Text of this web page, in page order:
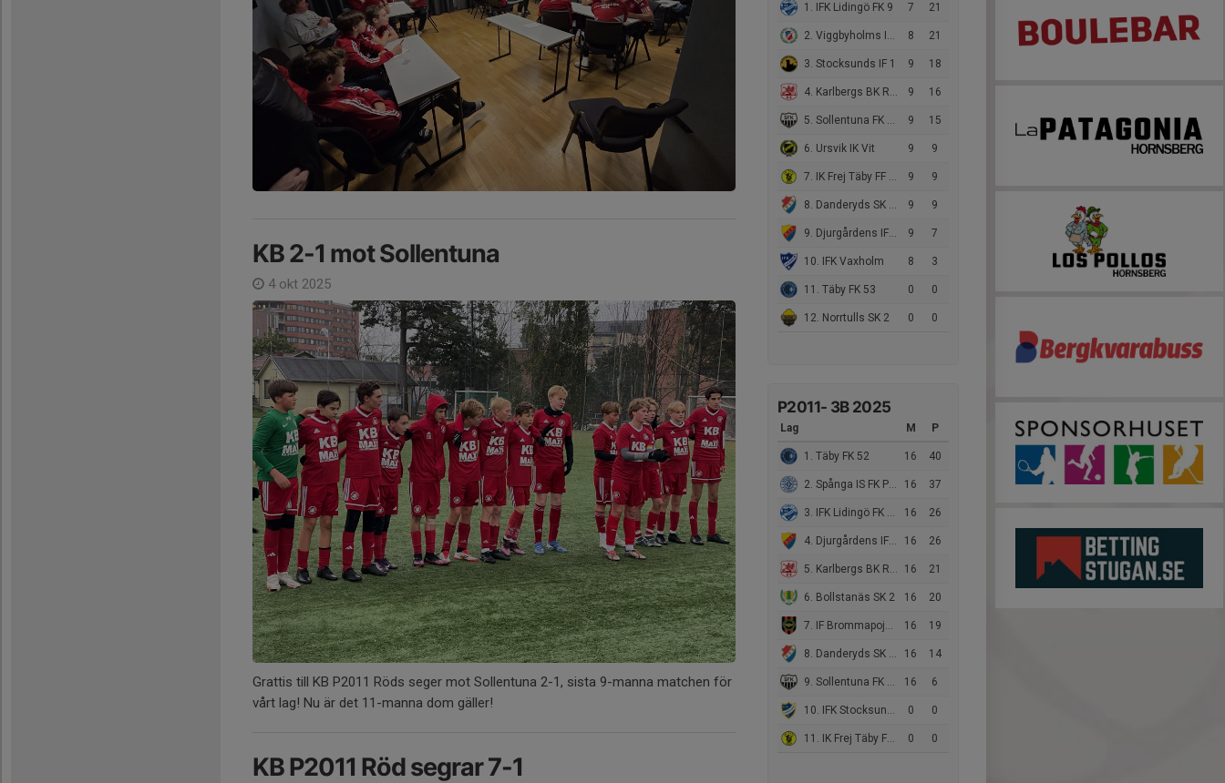
1. IFK Lidingö FK 9 7 21
2. Viggbyholms IK FF 8 21
3. Stocksunds IF 1 9 18
4. Karlbergs BK Röd 9 16
5. Sollentuna FK NV 2 9 15
6. Ursvik IK Vit 9 9
7. IK Frej Täby FF Vit 9 9
8. Danderyds SK FF Vit 9 9
9. Djurgårdens IF FF 12 9 7
10. IFK Vaxholm 8 3
11. Täby FK 53 0 0
12. Norrtulls SK 2 0 0
P2011- 3B 2025
Lag M P
1. Täby FK 52 16 40
2. Spånga IS FK P11U Vit 2 16 37
3. IFK Lidingö FK 10 16 26
4. Djurgårdens IF FF 4 16 26
5. Karlbergs BK Röd 31 16 21
6. Bollstanäs SK 2 16 20
7. IF Brommapojkarna 11-5 16 19
8. Danderyds SK FF Vit 16 14
9. Sollentuna FK Nord 2 16 6
10. IFK Stocksund 3 0 0
11. IK Frej Täby FF Svart 0 0
KB 2-1 mot Sollentuna
4 okt 2025
Grattis till KB P2011 Röds seger mot Sollentuna 2-1, sista 9-manna matchen för
vårt lag! Nu är det 11-manna dom gäller!
KB P2011 Röd segrar 7-1